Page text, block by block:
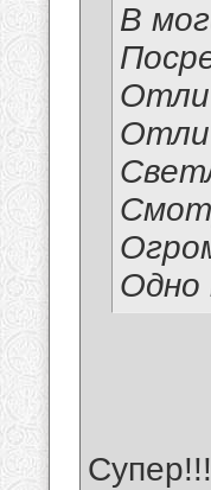
В
Одно